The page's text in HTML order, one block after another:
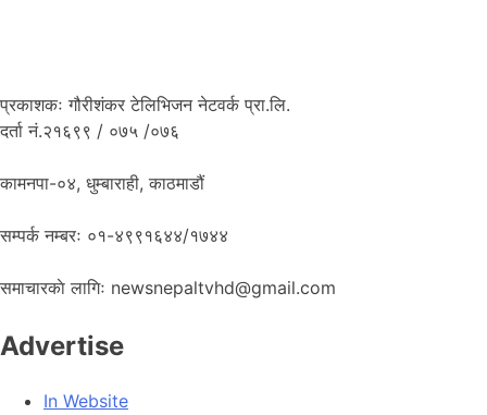
प्रकाशकः गौरीशंकर टेलिभिजन नेटवर्क प्रा.लि.
दर्ता नं.२१६९९ / ०७५ /०७६
कामनपा-०४, धुम्बाराही, काठमाडौं
सम्पर्क नम्बरः ०१-४९९१६४४/१७४४
समाचारकाे लागिः newsnepaltvhd@gmail.com
Advertise
In Website